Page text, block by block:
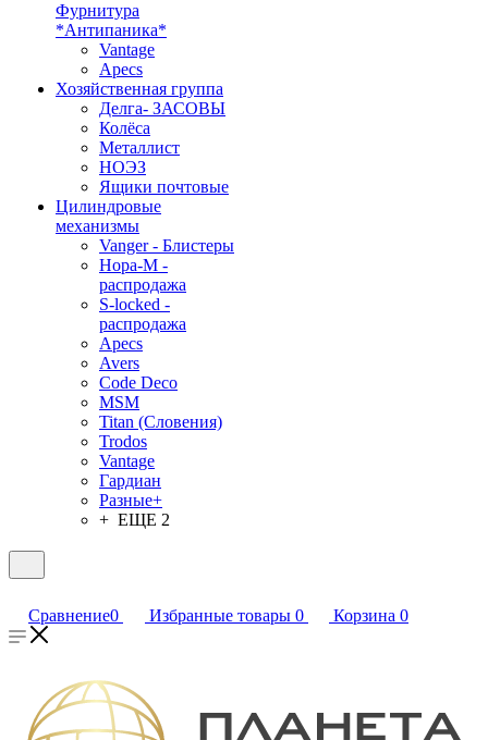
Фурнитура
*Антипаника*
Vantage
Apecs
Хозяйственная группа
Делга- ЗАСОВЫ
Колёса
Металлист
НОЭЗ
Ящики почтовые
Цилиндровые
механизмы
Vanger - Блистеры
Нора-М -
распродажа
S-locked -
распродажа
Apecs
Avers
Code Deco
MSM
Titan (Словения)
Trodos
Vantage
Гардиан
Разные+
+ ЕЩЕ 2
Сравнение0 Избранные товары 0 Корзина 0